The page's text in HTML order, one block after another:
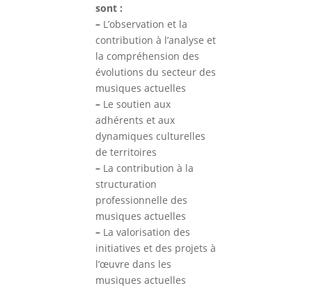
sont :
–L’observation et la
contribution à l’analyse et
la compréhension des
évolutions du secteur des
musiques actuelles
–Le soutien aux
adhérents et aux
dynamiques culturelles
de territoires
–La contribution à la
structuration
professionnelle des
musiques actuelles
–La valorisation des
initiatives et des projets à
l’œuvre dans les
musiques actuelles